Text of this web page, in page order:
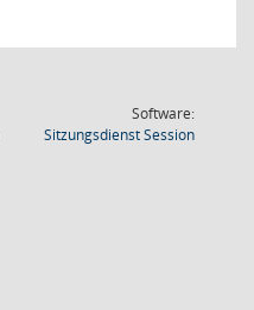
Software:
SitzungsdienstSession(Wird in